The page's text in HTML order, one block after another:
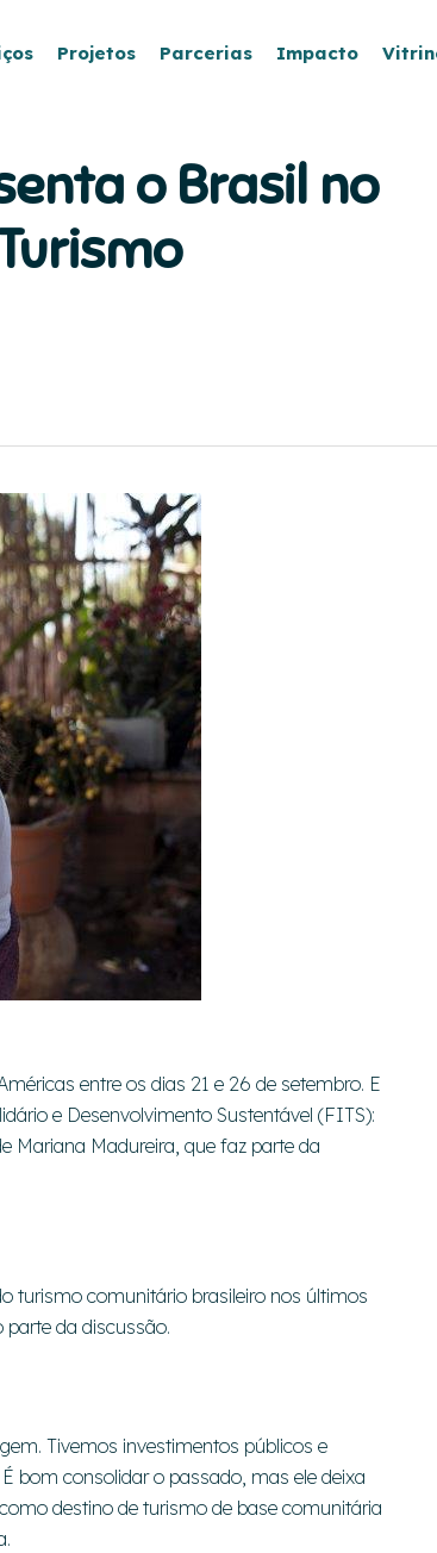
Projetos Parcerias Impacto
o Brasil no
entre os dias 21 e 26 de setembro. E
e Desenvolvimento Sustentável (FITS):
Mariana Madureira, que faz parte da
turismo comunitário brasileiro nos últimos
parte da discussão.
Tivemos investimentos públicos e
bom consolidar o passado, mas ele deixa
destino de turismo de base comunitária